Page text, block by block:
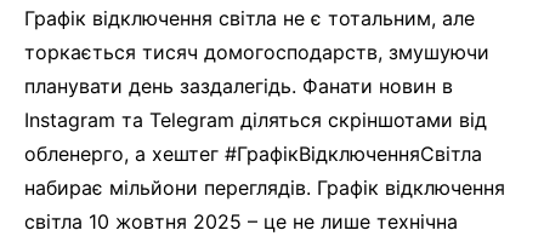
Графік відключення світла не є тотальним, але
торкається тисяч домогосподарств, змушуючи
планувати день заздалегідь. Фанати новин в
Instagram та Telegram діляться скріншотами від
обленерго, а хештег #ГрафікВідключенняСвітла
набирає мільйони переглядів. Графік відключення
світла 10 жовтня 2025 – це не лише технічна